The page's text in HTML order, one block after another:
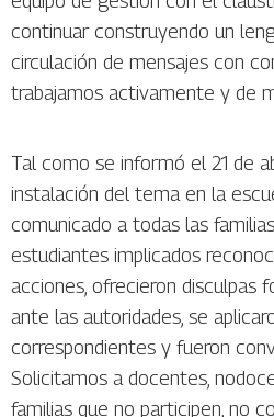
continuar construyendo un
circulación de mensajes con
trabajamos activamente y de
Tal como se informó el 21 de
instalación del tema en la
comunicado a todas las
estudiantes implicados
acciones, ofrecieron disculpas
ante las autoridades, se
correspondientes y fueron
Solicitamos a docentes,
familias que no participen, no